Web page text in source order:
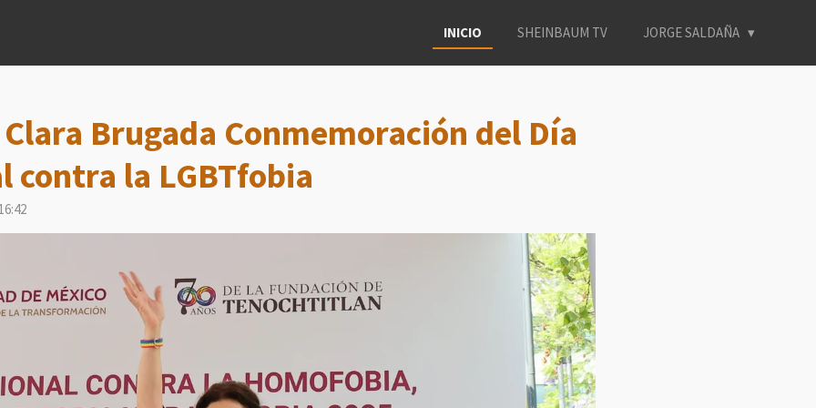
INICIO SHEINBAUM TV JORGE SALDAÑA
Brugada Conmemoración del Día
contra la LGBTfobia